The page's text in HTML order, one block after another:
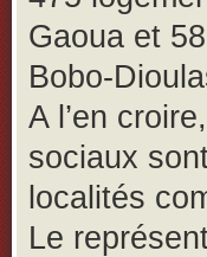
Gaoua et
Bobo-
A l’en
sociaux
localités
Le